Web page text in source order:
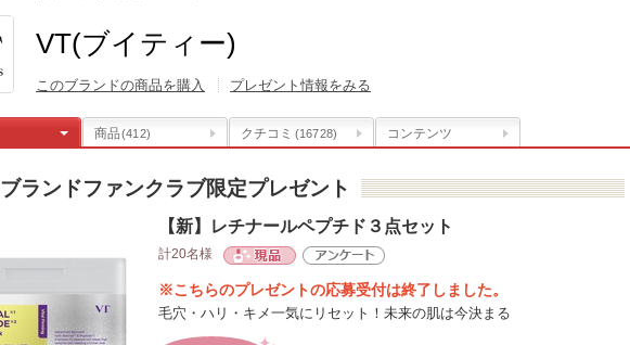
VT(ブイティー)
このブランドの商品を購入 プレゼント情報をみる
商品(412) クチコミ (16728) コンテンツ
ブランドファンクラブ限定プレゼント
【新】レチナールペプチド３点セット
計20名様
現品
アンケート
※こちらのプレゼントの応募受付は終了しました。
毛穴・ハリ・キメ一気にリセット！未来の肌は今決まる